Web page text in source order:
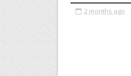
2 months ago